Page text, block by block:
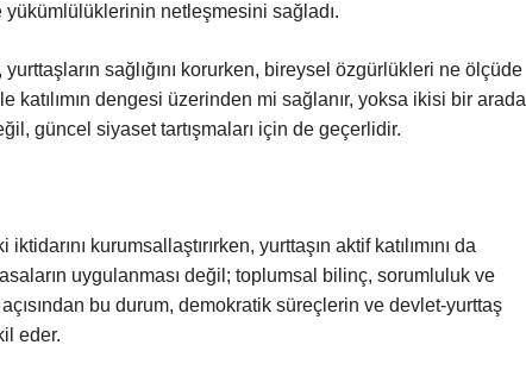
netleşmesini sağladı.
sağlığını korurken, bireysel özgürlükleri ne ölçüde
katılımın dengesi üzerinden mi sağlanır, yoksa ikisi bir arada
güncel siyaset tartışmaları için de geçerlidir.
kurumsallaştırırken, yurttaşın aktif katılımını da
uygulanması değil; toplumsal bilinç, sorumluluk ve
bu durum, demokratik süreçlerin ve devlet-yurttaş
eder.